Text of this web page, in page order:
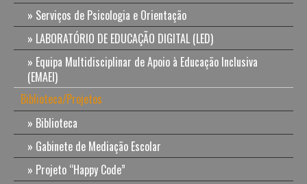
Serviços de Psicologia e Orientação
LABORATÓRIO DE EDUCAÇÃO DIGITAL (LED)
Equipa Multidisciplinar de Apoio à Educação Inclusiva
(EMAEI)
Biblioteca/Projetos
Biblioteca
Gabinete de Mediação Escolar
Projeto “Happy Code”